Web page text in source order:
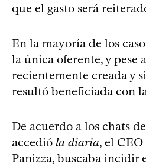
que el gasto será
En la mayoría de los
la única oferente, y pese
recientemente creada y
resultó beneficiada con
De acuerdo a los chats
accedió la diaria, el
Panizza, buscaba incidir